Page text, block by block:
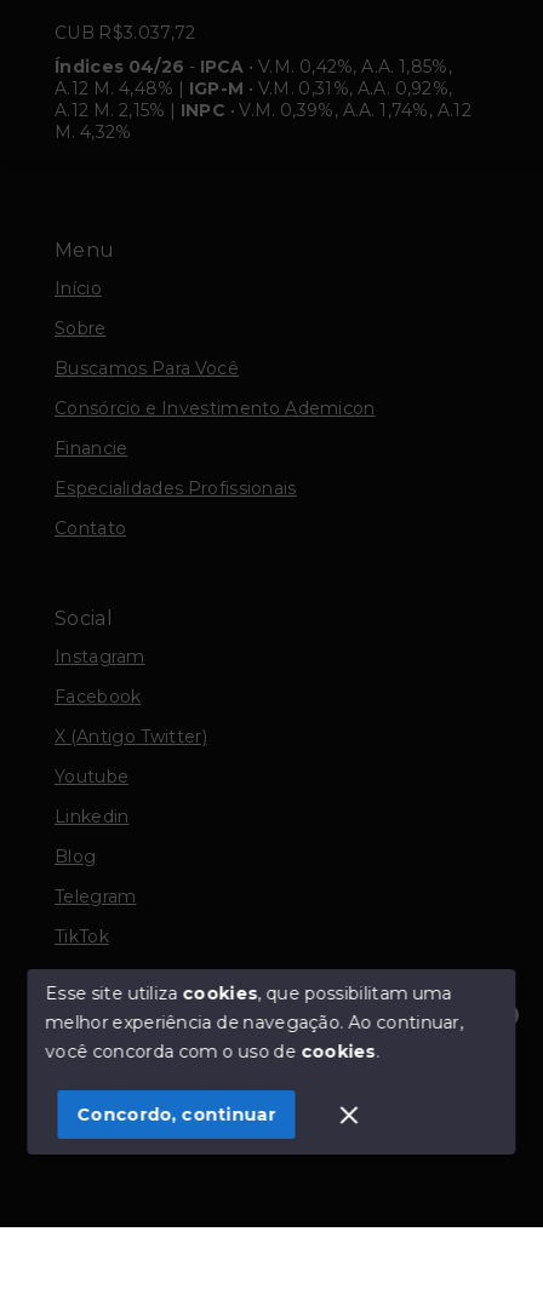
Olá! Estamos disponíveis para te ajudar.
Menu
Início
Sobre
Buscamos Para Você
Consórcio e Investimento Ademicon
Financie
Especialidades Profissionais
Contato
Social
Instagram
Facebook
X (Antigo Twitter)
Youtube
Linkedin
Blog
Telegram
TikTok
© Copyright 2026 - TORQUATO ∴ Corretor de Imóveis
- CRECI 42643f | 136.004f Perito Avaliador CNAI 37357
SITE PARA IMOBILIARIA
CUB R$3.037,72
Índices 04/26 - IPCA • V.M. 0,42%, A.A. 1,85%,
A.12 M. 4,48% | IGP-M • V.M. 0,31%, A.A. 0,92%,
A.12 M. 2,15% | INPC • V.M. 0,39%, A.A. 1,74%, A.12
M. 4,32%
Esse site utiliza cookies, que possibilitam uma
melhor experiência de navegação.Ao continuar,
você concorda com o uso de cookies.
Concordo, continuar